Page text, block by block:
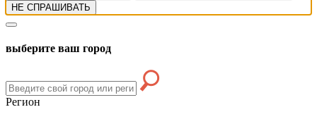
НЕ СПРАШИВАТЬ
выберите ваш город
Регион